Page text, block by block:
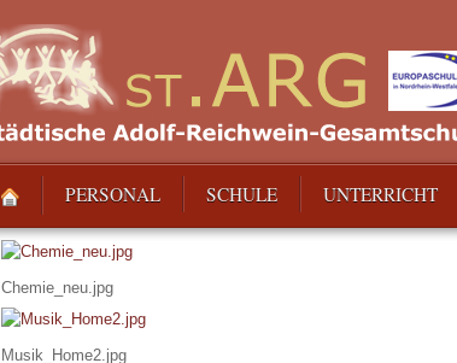
PERSONAL SCHULE UNTERRICHT
Chemie_neu.jpg
Musik_Home2.jpg